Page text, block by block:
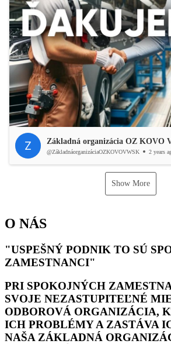
Základná organizácia OZ KOVO
@ZákladnáorganizáciaOZKOVOVWSK 2 years
Show More
O NÁS
"USPEŠNÝ PODNIK TO SÚ
ZAMESTNANCI"
PRI SPOKOJNÝCH
SVOJE NEZASTUPITEĽNÉ
ODBOROVÁ ORGANIZÁCIA,
ICH PROBLÉMY A ZASTÁVA
NAŠA ZÁKLADNÁ